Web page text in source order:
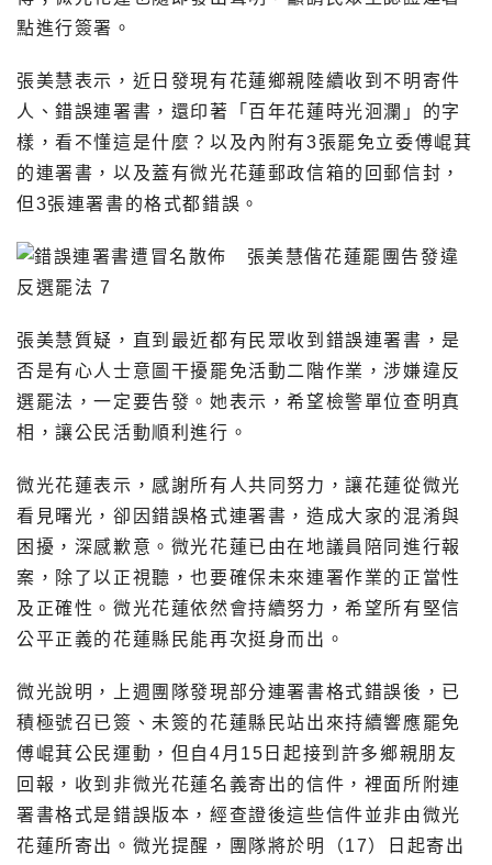
點進行簽署。
張美慧表示，近日發現有花蓮鄉親陸續收到不明寄件
人、錯誤連署書，還印著「百年花蓮時光洄瀾」的字
樣，看不懂這是什麼？以及內附有3張罷免立委傅崐萁
的連署書，以及蓋有微光花蓮郵政信箱的回郵信封，
但3張連署書的格式都錯誤。
張美慧質疑，直到最近都有民眾收到錯誤連署書，是
否是有心人士意圖干擾罷免活動二階作業，涉嫌違反
選罷法，一定要告發。她表示，希望檢警單位查明真
相，讓公民活動順利進行。
微光花蓮表示，感謝所有人共同努力，讓花蓮從微光
看見曙光，卻因錯誤格式連署書，造成大家的混淆與
困擾，深感歉意。微光花蓮已由在地議員陪同進行報
案，除了以正視聽，也要確保未來連署作業的正當性
及正確性。微光花蓮依然會持續努力，希望所有堅信
公平正義的花蓮縣民能再次挺身而出。
微光說明，上週團隊發現部分連署書格式錯誤後，已
積極號召已簽、未簽的花蓮縣民站出來持續響應罷免
傅崐萁公民運動，但自4月15日起接到許多鄉親朋友
回報，收到非微光花蓮名義寄出的信件，裡面所附連
署書格式是錯誤版本，經查證後這些信件並非由微光
花蓮所寄出。微光提醒，團隊將於明（17）日起寄出